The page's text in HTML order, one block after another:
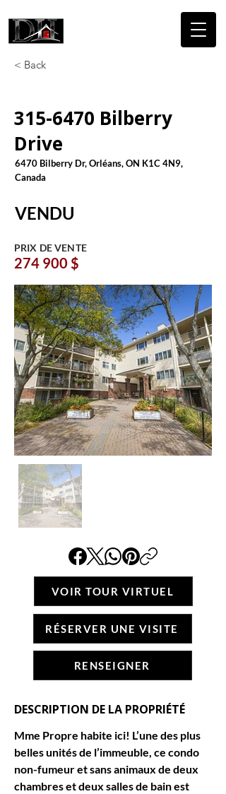
< Back
315-6470 Bilberry
Drive
6470 Bilberry Dr, Orléans, ON K1C 4N9,
Canada
VENDU
PRIX DE VENTE
274 900 $
VOIR TOUR VIRTUEL
RÉSERVER UNE VISITE
RENSEIGNER
DESCRIPTION DE LA PROPRIÉTÉ
Mme Propre habite ici! L’une des plus
belles unités de l’immeuble, ce condo
non-fumeur et sans animaux de deux
chambres et deux salles de bain est